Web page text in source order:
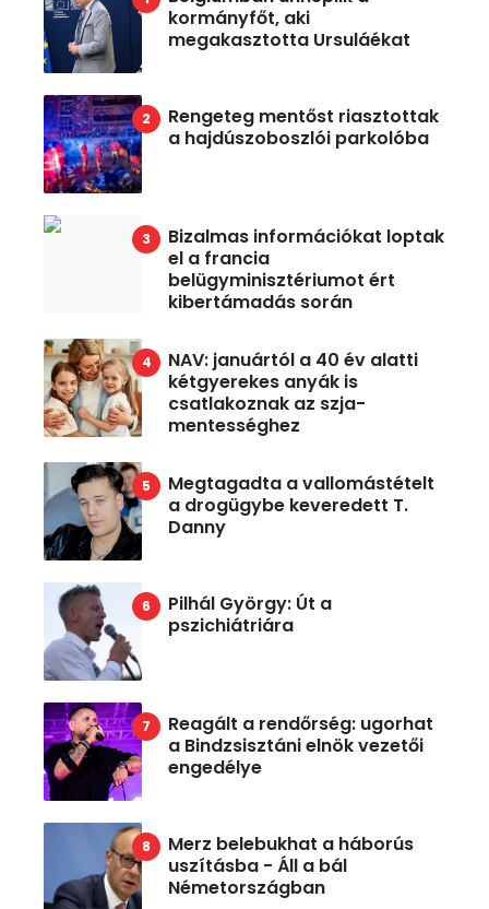
kormányfőt, aki
megakasztotta Ursuláékat
Rengeteg mentőst riasztottak
a hajdúszoboszlói parkolóba
Bizalmas információkat loptak
el a francia
belügyminisztériumot ért
kibertámadás során
NAV: januártól a 40 év alatti
kétgyerekes anyák is
csatlakoznak az szja-
mentességhez
Megtagadta a vallomástételt
a drogügybe keveredett T.
Danny
Pilhál György: Út a
pszichiátriára
Reagált a rendőrség: ugorhat
a Bindzsisztáni elnök vezetői
engedélye
Merz belebukhat a háborús
uszításba - Áll a bál
Németországban